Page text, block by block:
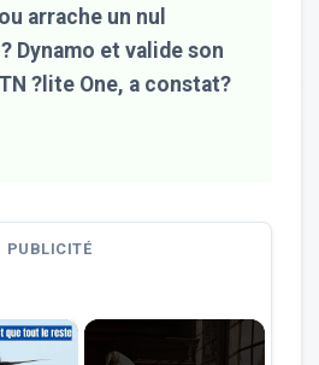
arrache un nul
Dynamo et valide son
?lite One, a constat?
PUBLICITÉ
×